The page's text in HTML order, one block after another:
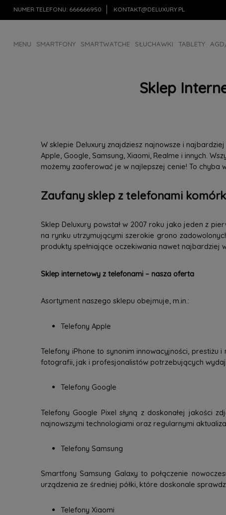
NUMER TELEFONU: 666666950 KONTAKT@DELUXURY.PL
MENU SMARTFONY SMARTWATCHE SŁUCHAWKI TABLETY
Sklep
W sklepie Deluxury znajdziesz najnowsze i
Apple, Google, Samsung, Xiaomi, Realme i innych.
możemy zaoferować je w najlepszej cenie! To chyba
Zaufany sklep z telefonami
Sklep Deluxury powstał w 2007 roku jako jeden z
na rynku utrzymującymi szerokie grono
produkty spełniające oczekiwania nawet najbardziej
Sklep internetowy z telefonami – nasza oferta
Asortyment naszego sklepu obejmuje, m.in.:
Telefony Apple
Telefony iPhone to synonim innowacyjności, prestiżu
fotografii, jak i profesjonalistów potrzebujących
Telefony Google
Telefony Google Pixel słyną z doskonałej jakości
najnowszymi technologiami oraz regularnymi
Telefony Samsung
Smartfony Samsung Galaxy to połączenie
urządzenia ze średniej półki, które doskonale
Telefony Xiaomi